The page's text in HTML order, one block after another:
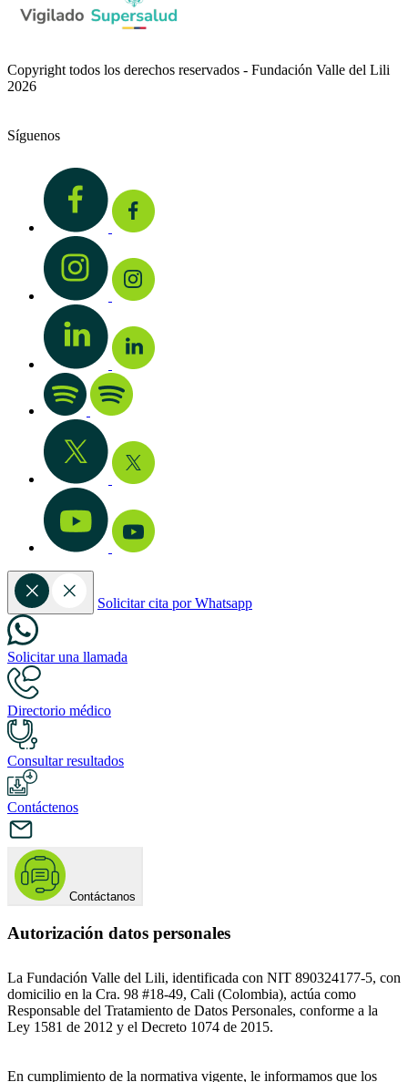
Copyright todos los derechos reservados - Fundación Valle del Lili
2026
Síguenos
Solicitar cita por Whatsapp
Solicitar una llamada
Directorio médico
Consultar resultados
Contáctenos
Contáctanos
Autorización datos personales
La Fundación Valle del Lili, identificada con NIT 890324177-5, con
domicilio en la Cra. 98 #18-49, Cali (Colombia), actúa como
Responsable del Tratamiento de Datos Personales, conforme a la
Ley 1581 de 2012 y el Decreto 1074 de 2015.
En cumplimiento de la normativa vigente, le informamos que los